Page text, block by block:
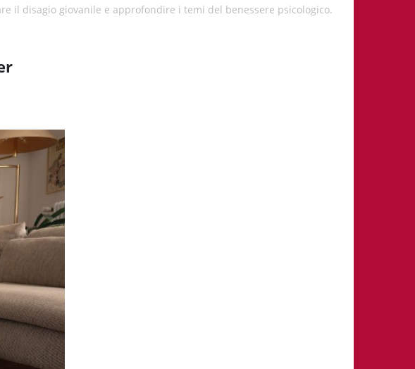
il disagio giovanile e approfondire i temi del benessere psicologico.